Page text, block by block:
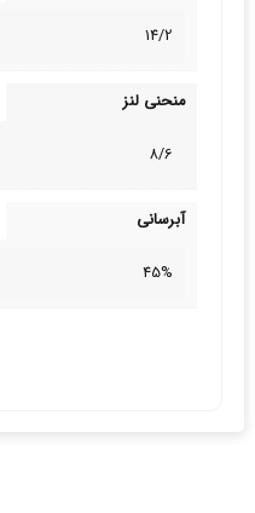
14/2
منحنی لنز
8/6
آبرسانی
45%